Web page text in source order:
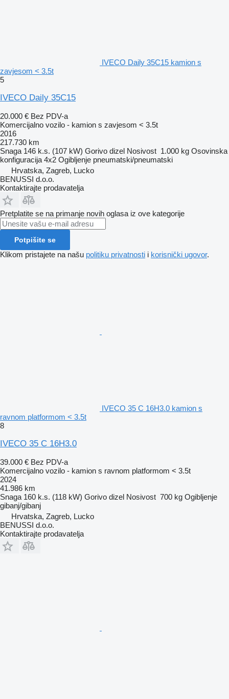
IVECO Daily 35C15 kamion s
zavjesom < 3.5t
5
IVECO Daily 35C15
20.000 € Bez PDV-a
Komercijalno vozilo - kamion s zavjesom < 3.5t
2016
217.730 km
Snaga 146 k.s. (107 kW) Gorivo dizel Nosivost 1.000 kg Osovinska
konfiguracija 4x2 Ogibljenje pneumatski/pneumatski
Hrvatska, Zagreb, Lucko
BENUSSI d.o.o.
Kontaktirajte prodavatelja
Pretplatite se na primanje novih oglasa iz ove kategorije
Potpišite se
Klikom pristajete na našu politiku privatnosti i korisnički ugovor.
IVECO 35 C 16H3.0 kamion s
ravnom platformom < 3.5t
8
IVECO 35 C 16H3.0
39.000 € Bez PDV-a
Komercijalno vozilo - kamion s ravnom platformom < 3.5t
2024
41.986 km
Snaga 160 k.s. (118 kW) Gorivo dizel Nosivost 700 kg Ogibljenje
gibanj/gibanj
Hrvatska, Zagreb, Lucko
BENUSSI d.o.o.
Kontaktirajte prodavatelja